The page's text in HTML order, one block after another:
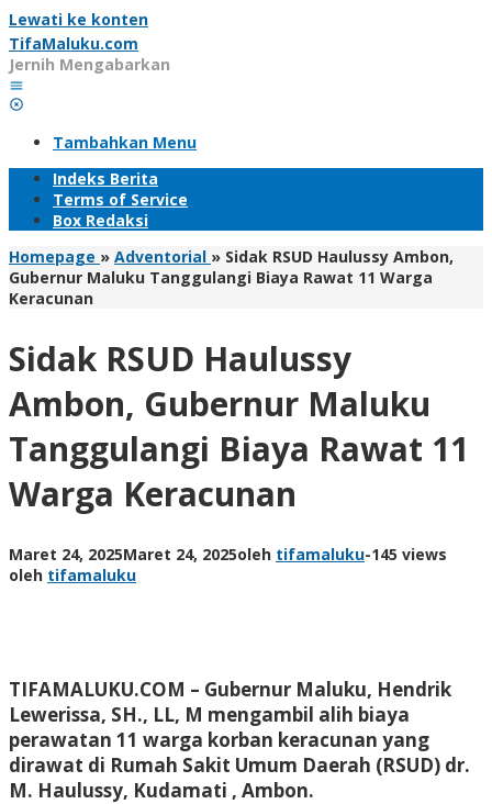
Lewati ke konten
TifaMaluku.com
Jernih Mengabarkan
Tambahkan Menu
Indeks Berita
Terms of Service
Box Redaksi
Homepage » Adventorial » Sidak RSUD Haulussy Ambon,
Gubernur Maluku Tanggulangi Biaya Rawat 11 Warga
Keracunan
Sidak RSUD Haulussy
Ambon, Gubernur Maluku
Tanggulangi Biaya Rawat 11
Warga Keracunan
Maret 24, 2025Maret 24, 2025oleh tifamaluku-145 views
oleh tifamaluku
TIFAMALUKU.COM – Gubernur Maluku, Hendrik
Lewerissa, SH., LL, M mengambil alih biaya
perawatan 11 warga korban keracunan yang
dirawat di Rumah Sakit Umum Daerah (RSUD) dr.
M. Haulussy, Kudamati , Ambon.